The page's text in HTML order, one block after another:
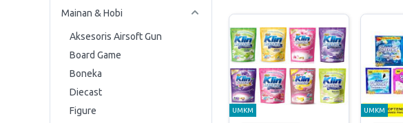
Mainan & Hobi
Aksesoris Airsoft Gun
Board Game
Boneka
Diecast
Figure
UMKM UMKM